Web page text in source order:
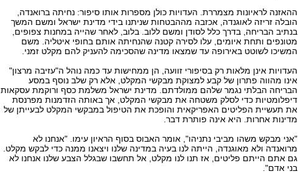
ההאזנה לראיונות מצמררת. העדויות כולן מספרות אותו סיפור: נחיתה ברואנדה,
הובלה זריזה לאוגנדה, אכזבה מההבטחות שניתנו בידי מדינת ישראל ומשם המשך
בנתיב הבריחה, בדרך כלל לסודן ומשם ללוב. בלוב, לאחר שהייה במחנות צפופים,
מטונפים ותחת איומים, עלו לסירה קטנה שהנחיתה אותם בחופי איטליה. משם
המשיכו לשוטט באירופה עד שמצאו מדינה שהסכימה להעניק להם מקלט זמני.
העדויות אינן מלאות רק בסיפורי זוועה, הן ממחישות עד כמה נוהל ה"עזיבה מרצון"
אינו מהווה פתרון של קבע למצוקת מבקשי המקלט, אלא רק שלב נוסף במסע
הבריחה הבלתי נגמר שלהם ממולדתם. מדינת ישראל משלמת כסף ורוקמת עסקאות
דיפלומטיות כדי לסלק משטחה את מבקשי המקלט, אך באותה הזדמנות מפרנסת
את תעשיית הפליטים האפריקאית והופכת את הטיפול במבקשי המקלט לבעייתן של
מדינות אחרות. היא אינה פותרת דבר.
"אני מבקש משהו מביבי נתניהו", אומר האבוס בסוף הראיון עימו. "אנחנו לא
מרואנדה ולא מאוגנדה, הייתה לנו בעיה במדינה שלנו ויצאנו ממנה כדי לבקש מקלט.
גם אתם הייתם פליטים, אז תנו לנו מקלט, אל תחשבו שבגלל הצבע שלנו אנחנו לא
בני אדם".